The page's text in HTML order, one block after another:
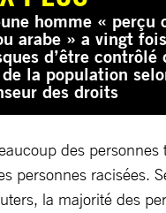
homme « perçu
arabe » a vingt
d’être contrôlé
la population
des droits
des personnes
personnes racisées.
la majorité des